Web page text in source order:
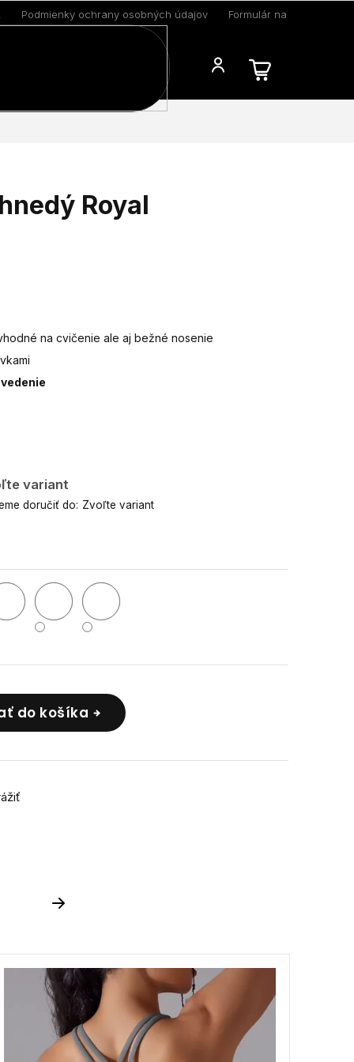
Podmienky ochrany osobných údajov Formulár na odstúpenie
Royal
variant
doručiť do: Zvoľte variant
do košíka
na cvičenie ale aj bežné nosenie
Next